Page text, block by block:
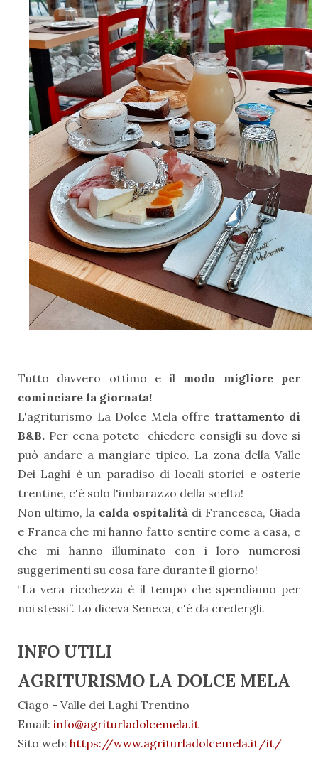
Tutto davvero ottimo e il modo migliore per
cominciare la giornata!
L'agriturismo La Dolce Mela offre trattamento di
B&B. Per cena potete chiedere consigli su dove si
può andare a mangiare tipico. La zona della Valle
Dei Laghi è un paradiso di locali storici e osterie
trentine, c'è solo l'imbarazzo della scelta!
Non ultimo, la calda ospitalità di Francesca, Giada
e Franca che mi hanno fatto sentire come a casa, e
che mi hanno illuminato con i loro numerosi
suggerimenti su cosa fare durante il giorno!
“La vera ricchezza è il tempo che spendiamo per
noi stessi”. Lo diceva Seneca, c'è da credergli.
INFO UTILI
AGRITURISMO LA DOLCE MELA
Ciago - Valle dei Laghi Trentino
Email: info@agriturladolcemela.it
Sito web: https://www.agriturladolcemela.it/it/